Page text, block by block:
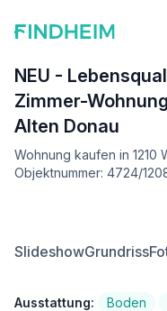
NEU -
Zimmer-
Alten Donau
Wohnung kaufen in
Objektnummer: 4724/
SlideshowGrundriss
Ausstattung: Boden